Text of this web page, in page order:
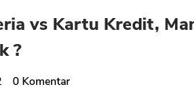
vs Kartu Kredit,
?
0 Komentar